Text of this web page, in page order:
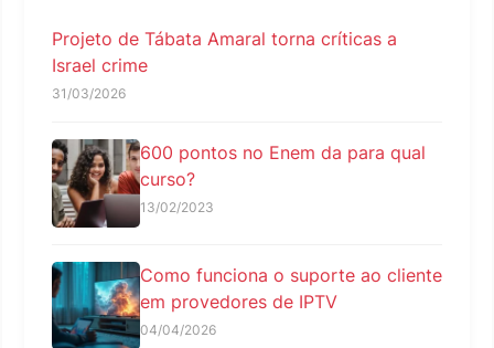
Projeto de Tábata Amaral torna críticas a
Israel crime
31/03/2026
600 pontos no Enem da para qual
curso?
13/02/2023
Como funciona o suporte ao cliente
em provedores de IPTV
04/04/2026